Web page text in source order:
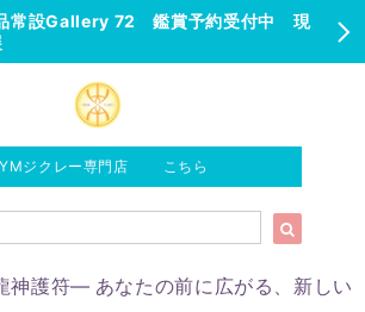
常設Gallery 72 鑑賞予約受付中 現
ジクレー専門店 こちら
神護符― あなたの前に広がる、新しい